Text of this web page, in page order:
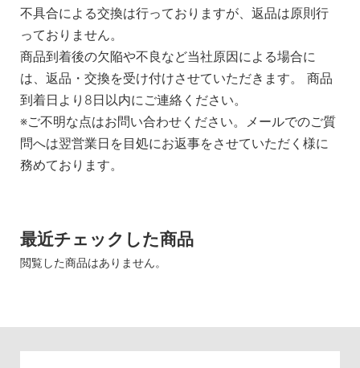
不具合による交換は行っておりますが、返品は原則行
っておりません。
商品到着後の欠陥や不良など当社原因による場合に
は、返品・交換を受け付けさせていただきます。 商品
到着日より8日以内にご連絡ください。
※ご不明な点はお問い合わせください。メールでのご質
問へは翌営業日を目処にお返事をさせていただく様に
務めております。
最近チェックした商品
閲覧した商品はありません。